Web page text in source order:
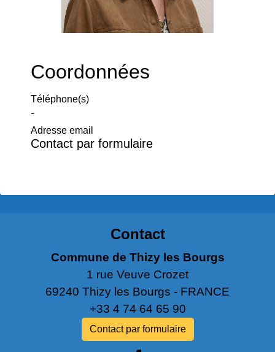
Coordonnées
Téléphone(s)
-
Adresse email
Contact par formulaire
Contact
Commune de Thizy les Bourgs
1 rue Veuve Crozet
69240 Thizy les Bourgs - FRANCE
+33 4 74 64 65 90
Contact par formulaire